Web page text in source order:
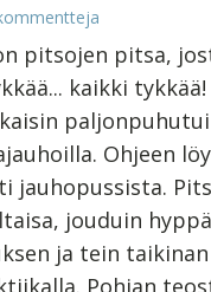
pitsojen pitsa,
kaikki
Ohjeen
jauhopussista.
jouduin
ja tein
Pohjan